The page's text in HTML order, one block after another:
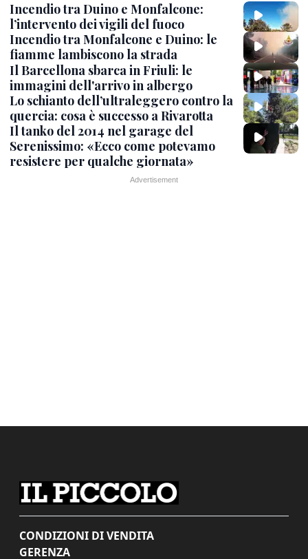
Incendio tra Duino e Monfalcone:
l’intervento dei vigili del fuoco
Incendio tra Monfalcone e Duino: le
fiamme lambiscono la strada
Il Barcellona sbarca in Friuli: le
immagini dell'arrivo in albergo
Lo schianto dell’ultraleggero contro la
quercia: cosa è successo a Rivarotta
Il tanko del 2014 nel garage del
Serenissimo: «Ecco come potevamo
resistere per qualche giornata»
CONDIZIONI DI VENDITA
GERENZA